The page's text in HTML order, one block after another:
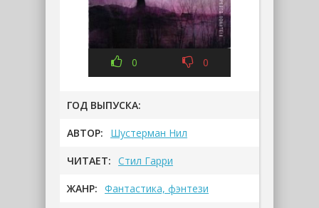
0 0
ГОД ВЫПУСКА:
АВТОР: Шустерман Нил
ЧИТАЕТ: Стил Гарри
ЖАНР: Фантастика, фэнтези